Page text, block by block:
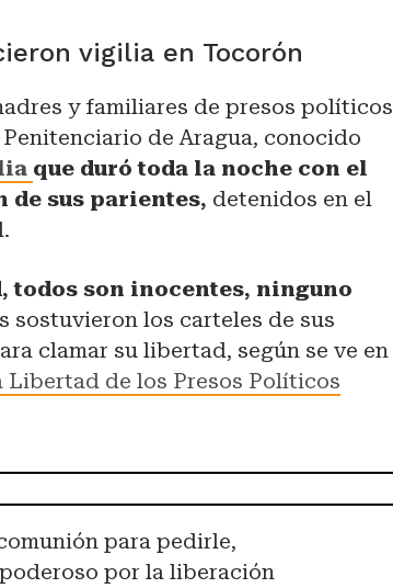
vigilia en Tocorón
y familiares de presos políticos
de Aragua, conocido
que duró toda la noche con el
sus parientes, detenidos en el
todos son inocentes, ninguno
sostuvieron los carteles de sus
clamar su libertad, según se ve en
Libertad de los Presos Políticos
para pedirle,
por la liberación